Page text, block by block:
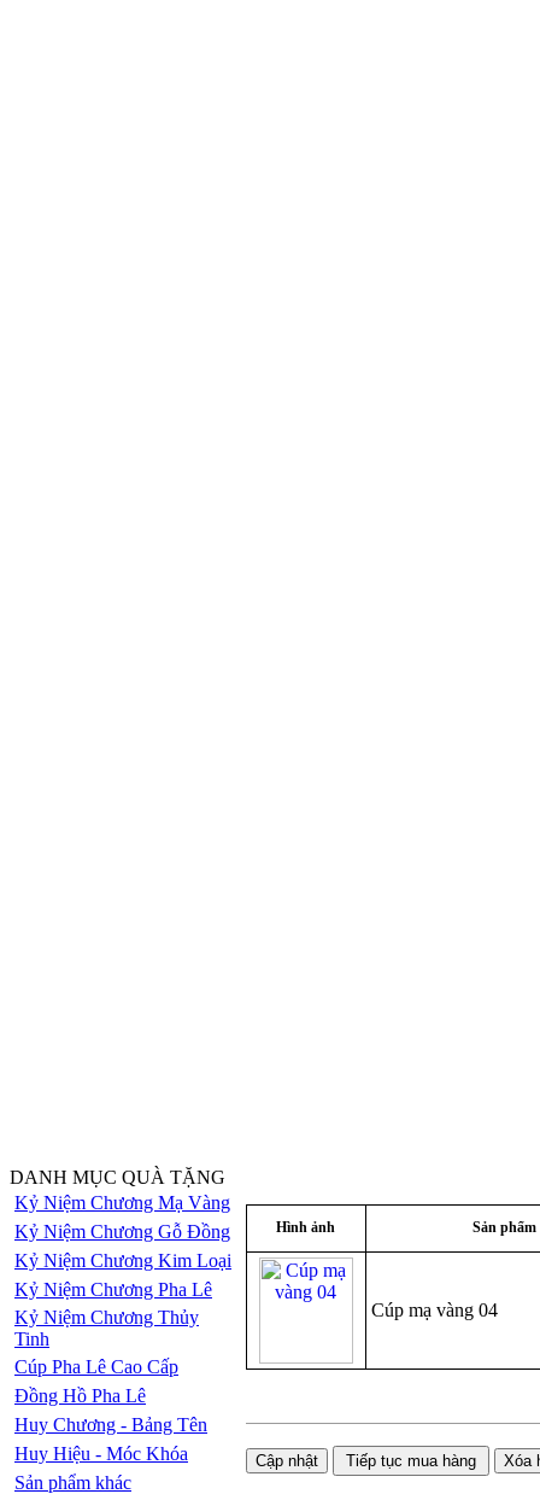
DANH MỤC QUÀ TẶNG
Kỷ Niệm Chương Mạ Vàng
Kỷ Niệm Chương Gỗ Đồng
Kỷ Niệm Chương Kim Loại
Kỷ Niệm Chương Pha Lê
Kỷ Niệm Chương Thủy
Tinh
Cúp Pha Lê Cao Cấp
Đồng Hồ Pha Lê
Huy Chương - Bảng Tên
Huy Hiệu - Móc Khóa
Sản phẩm khác
Hình ảnh Sản phẩm
Cúp mạ vàng 04